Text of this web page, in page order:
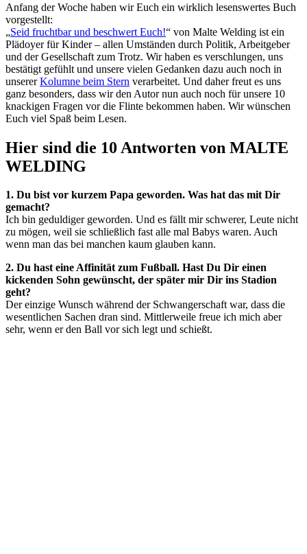
Anfang der Woche haben wir Euch ein wirklich lesenswertes Buch
vorgestellt:
„Seid fruchtbar und beschwert Euch!“ von Malte Welding ist ein
Plädoyer für Kinder – allen Umständen durch Politik, Arbeitgeber
und der Gesellschaft zum Trotz. Wir haben es verschlungen, uns
bestätigt gefühlt und unsere vielen Gedanken dazu auch noch in
unsererKolumne beim Stern verarbeitet. Und daher freut es uns
ganz besonders, dass wir den Autor nun auch noch für unsere 10
knackigen Fragen vor die Flinte bekommen haben. Wir wünschen
Euch viel Spaß beim Lesen.
Hier sind die 10 Antworten von MALTE
WELDING
1. Du bist vor kurzem Papa geworden. Was hat das mit Dir
gemacht?
Ich bin geduldiger geworden. Und es fällt mir schwerer, Leute nicht
zu mögen, weil sie schließlich fast alle mal Babys waren. Auch
wenn man das bei manchen kaum glauben kann.
2. Du hast eine Affinität zum Fußball. Hast Du Dir einen
kickenden Sohn gewünscht, der später mir Dir ins Stadion
geht?
Der einzige Wunsch während der Schwangerschaft war, dass die
wesentlichen Sachen dran sind. Mittlerweile freue ich mich aber
sehr, wenn er den Ball vor sich legt und schießt.